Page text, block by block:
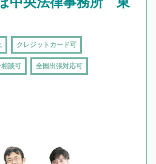
クレジットカード可
相談可 全国出張対応可